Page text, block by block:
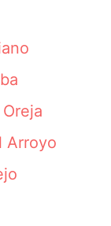
Arroyo